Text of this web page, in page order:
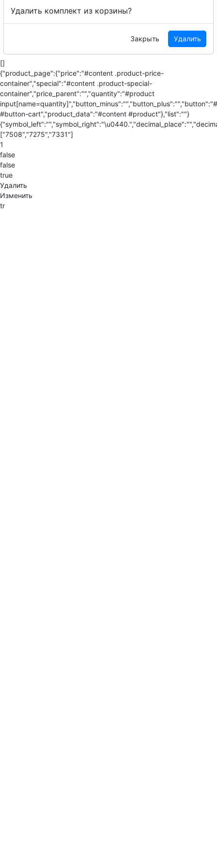
Удалить комплект из корзины?
Закрыть Удалить
[]
{"product_page":{"price":"#content .product-price-
container","special":"#content .product-special-
container","price_parent":"","quantity":"#product
#button-cart","product_data":"#content #product"},"list":""}
["7508","7275","7331"]
1
false
false
true
Удалить
Изменить
tr